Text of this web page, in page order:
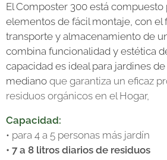
El Composter 300 está
elementos de fácil montaje, con el
transporte y almacenamiento de
combina funcionalidad y estética
capacidad es ideal para jardines
mediano que garantiza un eficaz
residuos orgánicos en el Hogar,
Capacidad:
• para 4 a 5 personas más jardín
• 7 a 8 litros diarios de residuos